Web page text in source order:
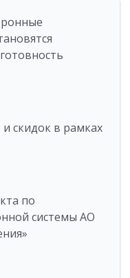
скидок в рамках
по
системы АО